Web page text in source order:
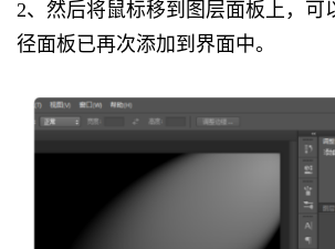
2、然后将鼠标移到图层面板上，可
径面板已再次添加到界面中。